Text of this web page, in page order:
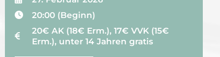
20:00 (Beginn)
20€ AK (18€ Erm.), 17€ VVK (15€
Erm.), unter 14 Jahren gratis